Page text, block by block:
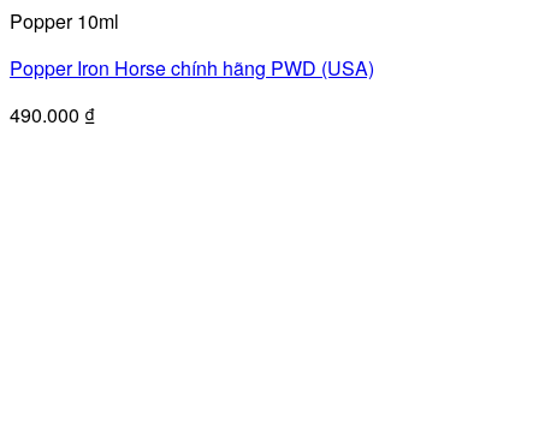
Popper 10ml
Popper Iron Horse chính hãng PWD (USA)
490.000 ₫